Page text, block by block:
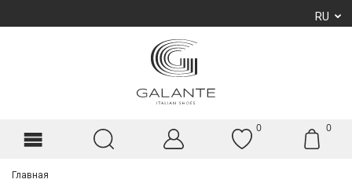
RU
0 0
Главная